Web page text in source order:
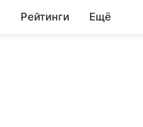
Рейтинги Ещё